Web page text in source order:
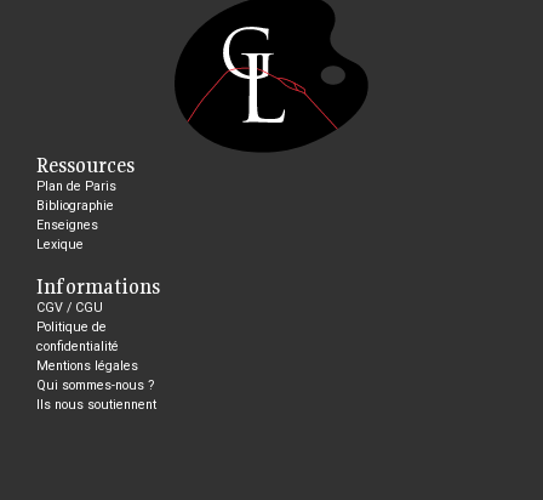
Ressources
Plan de Paris
Bibliographie
Enseignes
Lexique
Informations
CGV / CGU
Politique de
confidentialité
Mentions légales
Qui sommes-nous ?
Ils nous soutiennent